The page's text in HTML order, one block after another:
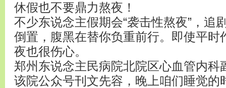
休假也不要鼎力熬夜！
不少东说念主假期会“袭击性熬夜”，追
倒置，腹黑在替你负重前行。即使平时
夜也很伤心。
郑州东说念主民病院北院区心血管内科
该院公众号刊文先容，晚上咱们睡觉的